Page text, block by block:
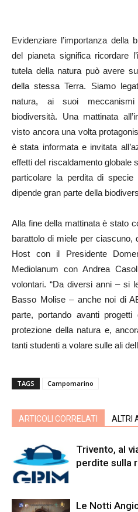
Evidenziare l’importanza della
del pianeta significa ricordare
tutela della natura può avere
della stessa Terra. Siamo
natura, ai suoi
biodiversità. Una mattinata
visto ancora una volta
è stata informata e invitata
effetti del riscaldamento globale
particolare la perdita di
dipende gran parte della
Alla fine della mattinata è stato
barattolo di miele per ciascuno,
Host con il Presidente
Mediolanum con Andrea
volontari. “Da diversi anni – si
Basso Molise – anche noi di
parte, portando avanti
protezione della natura e,
tanti studenti a volare sulle ali
TAGS Campomarino
ARTICOLI CORRELATI ALTRI
Trivento, al
perdite sulla
Le Notti